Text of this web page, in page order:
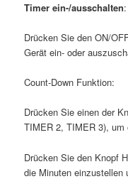
Timer ein-/ausschalten:
Drücken Sie den ON/
Gerät ein- oder
Count-Down Funktion:
Drücken Sie einen der
TIMER 2, TIMER 3), um
Drücken Sie den Knopf
die Minuten einzustellen